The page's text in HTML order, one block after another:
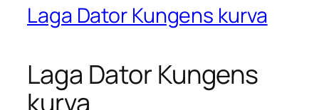
Laga Dator Kungens kurva
Laga Dator Kungens
kurva